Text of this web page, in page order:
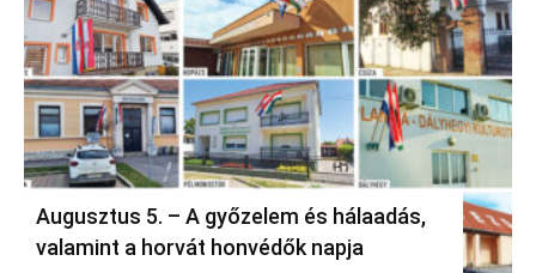
Augusztus 5. – A győzelem és hálaadás,
valamint a horvát honvédők napja